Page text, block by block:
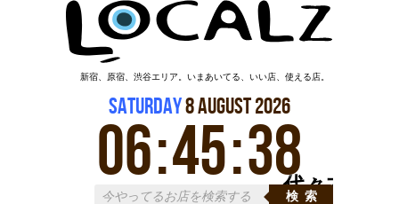
代々木
新宿、原宿、渋谷エリア。いまあいてる、いい店、使える店。
Saturday8August2026
06:45:39
検索